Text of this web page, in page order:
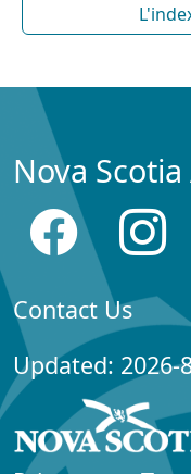
Nova
Contact Us
Updated: 2026-